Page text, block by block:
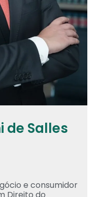
de Salles
e consumidor